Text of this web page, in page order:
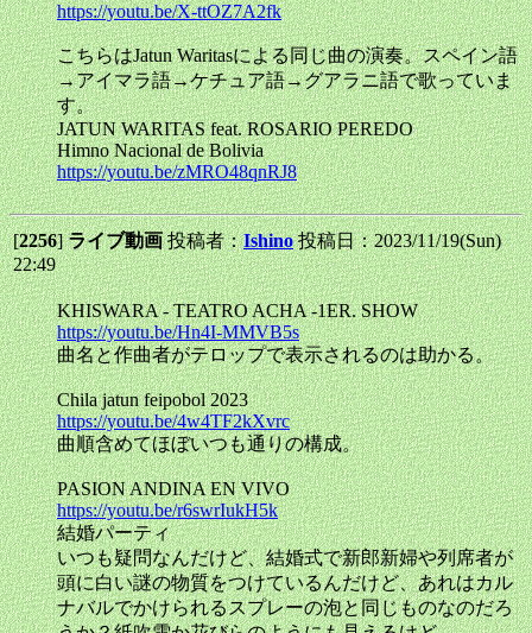
https://youtu.be/X-ttOZ7A2fk
こちらはJatun Waritasによる同じ曲の演奏。スペイン語
→アイマラ語→ケチュア語→グアラニ語で歌っていま
す。
JATUN WARITAS feat. ROSARIO PEREDO
Himno Nacional de Bolivia
https://youtu.be/zMRO48qnRJ8
[2256]ライブ動画投稿者：Ishino 投稿日：2023/11/19(Sun)
22:49
KHISWARA - TEATRO ACHA -1ER. SHOW
https://youtu.be/Hn4I-MMVB5s
曲名と作曲者がテロップで表示されるのは助かる。
Chila jatun feipobol 2023
https://youtu.be/4w4TF2kXvrc
曲順含めてほぼいつも通りの構成。
PASION ANDINA EN VIVO
https://youtu.be/r6swrIukH5k
結婚パーティ
いつも疑問なんだけど、結婚式で新郎新婦や列席者が
頭に白い謎の物質をつけているんだけど、あれはカル
ナバルでかけられるスプレーの泡と同じものなのだろ